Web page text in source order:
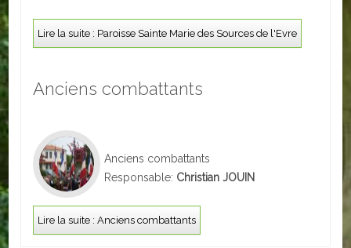
ASSOCIATIONS
Sportives
Services
Culturelles
Parents d'élèves
Lire la suite : Paroisse Sainte Marie des Sources de l'Evre
Anciens combattants
Anciens combattants
Responsable: Christian JOUIN
Lire la suite : Anciens combattants